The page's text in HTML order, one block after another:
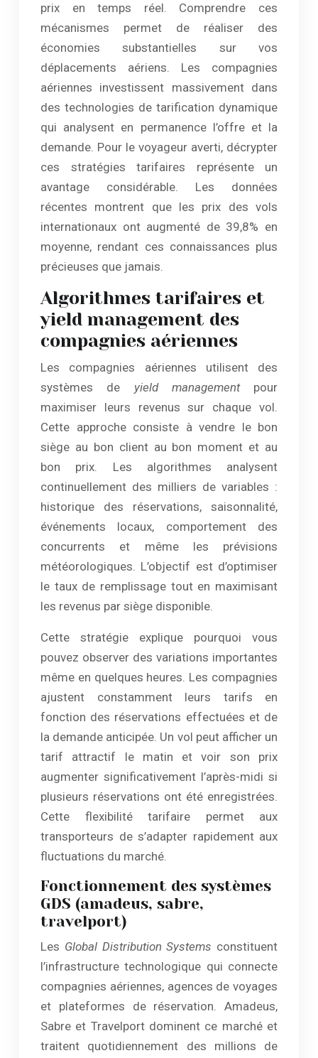
prix en temps réel. Comprendre ces
mécanismes permet de réaliser des
économies substantielles sur vos
déplacements aériens. Les compagnies
aériennes investissent massivement dans
des technologies de tarification dynamique
qui analysent en permanence l’offre et la
demande. Pour le voyageur averti, décrypter
ces stratégies tarifaires représente un
avantage considérable. Les données
récentes montrent que les prix des vols
internationaux ont augmenté de 39,8% en
moyenne, rendant ces connaissances plus
précieuses que jamais.
Algorithmes tarifaires et
yield management des
compagnies aériennes
Les compagnies aériennes utilisent des
systèmes de yield managementpour
maximiser leurs revenus sur chaque vol.
Cette approche consiste à vendre le bon
siège au bon client au bon moment et au
bon prix. Les algorithmes analysent
continuellement des milliers de variables :
historique des réservations, saisonnalité,
événements locaux, comportement des
concurrents et même les prévisions
météorologiques. L’objectif est d’optimiser
le taux de remplissage tout en maximisant
les revenus par siège disponible.
Cette stratégie explique pourquoi vous
pouvez observer des variations importantes
même en quelques heures. Les compagnies
ajustent constamment leurs tarifs en
fonction des réservations effectuées et de
la demande anticipée. Un vol peut afficher un
tarif attractif le matin et voir son prix
augmenter significativement l’après-midi si
plusieurs réservations ont été enregistrées.
Cette flexibilité tarifaire permet aux
transporteurs de s’adapter rapidement aux
fluctuations du marché.
Fonctionnement des systèmes
GDS (amadeus, sabre,
travelport)
Les Global Distribution Systems constituent
l’infrastructure technologique qui connecte
compagnies aériennes, agences de voyages
et plateformes de réservation. Amadeus,
Sabre et Travelport dominent ce marché et
traitent quotidiennement des millions de